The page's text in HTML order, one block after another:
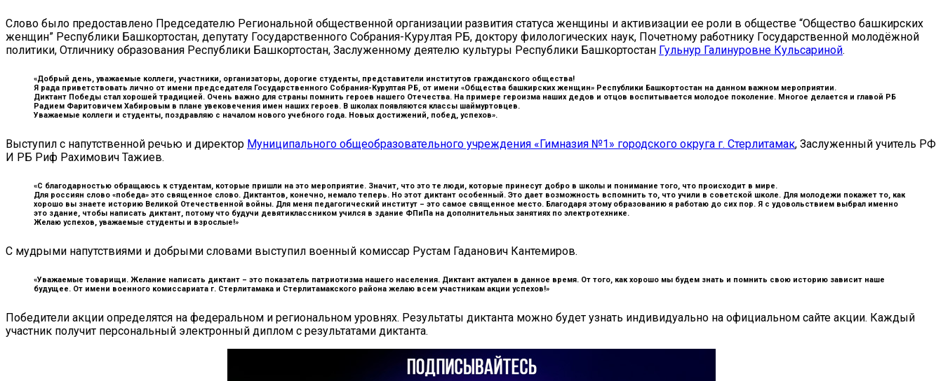
Слово было предоставлено Председателю Региональной общественной организации развития статуса женщины и активизации ее роли в обществе “Общество башкирских
женщин” Республики Башкортостан, депутату Государственного Собрания-Курултая РБ, доктору филологических наук, Почетному работнику Государственной молодёжной
политики, Отличнику образования Республики Башкортостан, Заслуженному деятелю культуры Республики Башкортостан Гульнур Галинуровне Кульсариной.
«Добрый день, уважаемые коллеги, участники, организаторы, дорогие студенты, представители институтов гражданского общества!
Я рада приветствовать лично от имени председателя Государственного Собрания-Курултая РБ, от имени «Общества башкирских женщин» Республики Башкортостан на данном важном мероприятии.
Диктант Победы стал хорошей традицией. Очень важно для страны помнить героев нашего Отечества. На примере героизма наших дедов и отцов воспитывается молодое поколение. Многое делается и главой РБ
Радием Фаритовичем Хабировым в плане увековечения имен наших героев. В школах появляются классы шаймуртовцев.
Уважаемые коллеги и студенты, поздравляю с началом нового учебного года. Новых достижений, побед, успехов».
Выступил с напутственной речью и директор Муниципального общеобразовательного учреждения «Гимназия №1» городского округа г. Стерлитамак, Заслуженный учитель РФ
И РБ Риф Рахимович Тажиев.
«С благодарностью обращаюсь к студентам, которые пришли на это мероприятие. Значит, что это те люди, которые принесут добро в школы и понимание того, что происходит в мире.
Для россиян слово «победа» это священное слово. Диктантов, конечно, немало теперь. Но этот диктант особенный. Это дает возможность вспомнить то, что учили в советской школе. Для молодежи покажет то, как
хорошо вы знаете историю Великой Отечественной войны. Для меня педагогический институт – это самое священное место. Благодаря этому образованию я работаю до сих пор. Я с удовольствием выбрал именно
это здание, чтобы написать диктант, потому что будучи девятиклассником учился в здание ФПиПа на дополнительных занятиях по электротехнике.
Желаю успехов, уважаемые студенты и взрослые!»
С мудрыми напутствиями и добрыми словами выступил военный комиссар Рустам Гаданович Кантемиров.
«Уважаемые товарищи. Желание написать диктант – это показатель патриотизма нашего населения. Диктант актуален в данное время. От того, как хорошо мы будем знать и помнить свою историю зависит наше
будущее. От имени военного комиссариата г. Стерлитамака и Стерлитамакского района желаю всем участникам акции успехов!»
Победители акции определятся на федеральном и региональном уровнях. Результаты диктанта можно будет узнать индивидуально на официальном сайте акции. Каждый
участник получит персональный электронный диплом с результатами диктанта.